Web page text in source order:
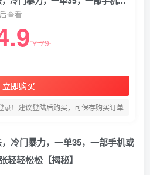
查看
￥79
立即购买
录！建议登陆后购买，可保存购买订单
冷门暴力，一单35，一部手机或
轻轻松松【揭秘】